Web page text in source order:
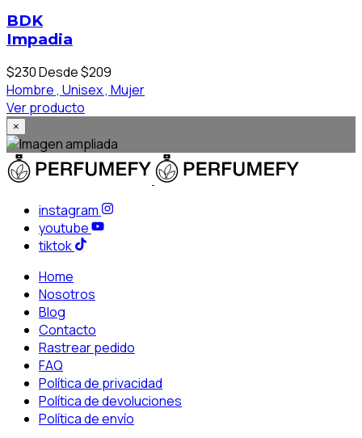
BDK
Impadia
$230Desde $209
Hombre , Unisex , Mujer
Ver producto
×
instagram
youtube
tiktok
Home
Nosotros
Blog
Contacto
Rastrear pedido
FAQ
Política de privacidad
Política de devoluciones
Política de envío